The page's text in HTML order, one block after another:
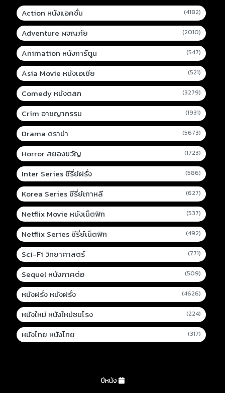
Action หนังแอคชั่น (4182)
Adventure ผจญภัย (2010)
Animation หนังการ์ตูน (547)
Asia Movie หนังเอเชีย (521)
Comedy หนังตลก (3279)
Crim อาชญากรรม (1931)
Drama ดราม่า (5673)
Horror สยองขวัญ (1723)
Inter Series ซีรี่ย์ฝรั่ง (586)
Korea Series ซีรี่ย์เกาหลี (627)
Netflix Movie หนังเน็ตฟิก (537)
Netflix Series ซีรี่ย์เน็ตฟิก (492)
Sci-Fi วิทยาศาสตร์ (771)
Sequel หนังภาคต่อ (509)
หนังฝรั่ง หนังฝรั่ง (4626)
หนังใหม่ หนังใหม่ชนโรง (224)
หนังไทย หนังไทย (317)
ปีหนัง